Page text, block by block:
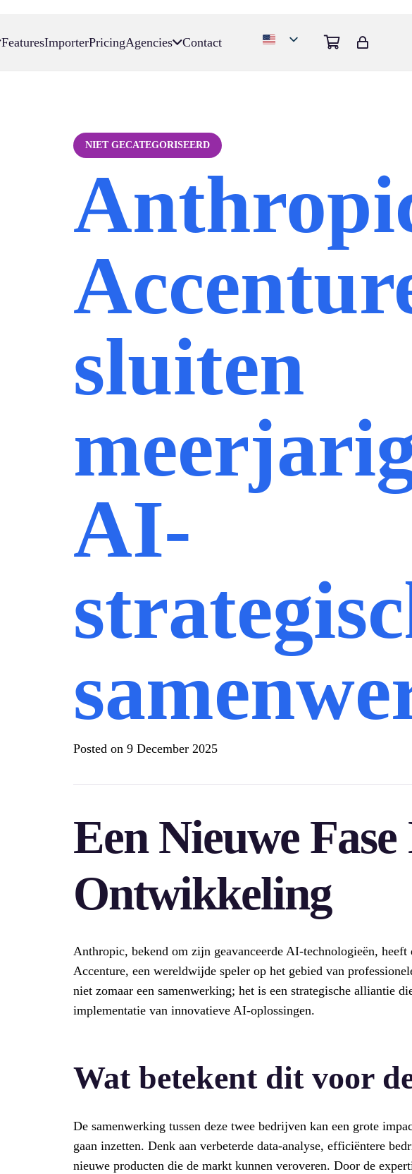
FeaturesImporterPricingAgencies Contact
NIET GECATEGORISEERD
sluiten
AI-
Posted on 9 December 2025
Een Nieuwe
Ontwikkeling
Anthropic, bekend om zijn geavanceerde AI-technologieën, heeft
Accenture, een wereldwijde speler op het gebied van
niet zomaar een samenwerking; het is een strategische alliantie
implementatie van innovatieve AI-oplossingen.
Wat betekent dit voor
De samenwerking tussen deze twee bedrijven kan een grote
gaan inzetten. Denk aan verbeterde data-analyse, efficiëntere
nieuwe producten die de markt kunnen veroveren. Door de